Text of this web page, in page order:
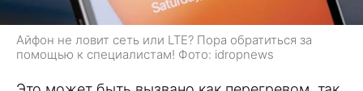
Айфон не ловит сеть или LTE? Пора обратиться за
помощью к специалистам! Фото: idropnews